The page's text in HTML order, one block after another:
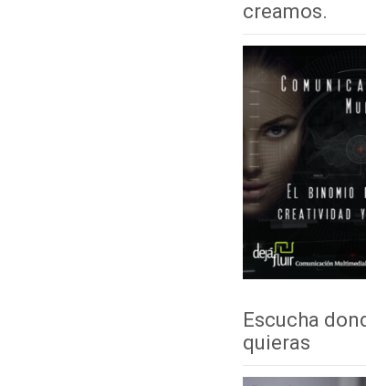
creamos.
Escucha
quieras